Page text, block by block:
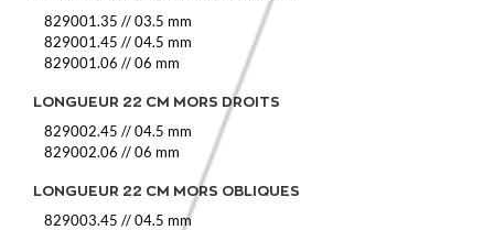
829001.35 //03.5 mm
829001.45 //04.5 mm
829001.06 //06 mm
LONGUEUR 22 CM MORS DROITS
829002.45 //04.5 mm
829002.06 //06 mm
LONGUEUR 22 CM MORS OBLIQUES
829003.45 //04.5 mm